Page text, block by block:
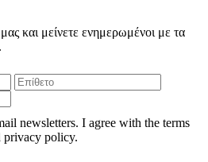
και μείνετε ενημερωμένοι με τα
newsletters. I agree with the terms
privacy policy.